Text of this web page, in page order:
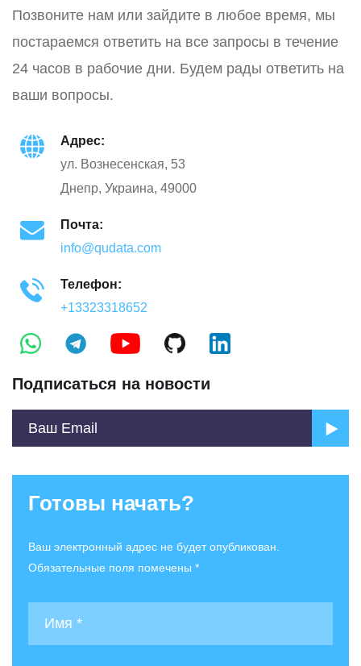
Позвоните нам или зайдите в любое время, мы
постараемся ответить на все запросы в течение
24 часов в рабочие дни. Будем рады ответить на
ваши вопросы.
Адрес:
ул. Вознесенская, 53
Днепр, Украина, 49000
Почта:
info@qudata.com
Телефон:
+13323318652
Подписаться на новости
Готовы начать?
Ваш электронный адрес не будет опубликован.
Обязательные поля помечены *